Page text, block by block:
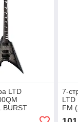
LTD
BURST
7-
LTD
FM